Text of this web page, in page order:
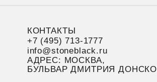
КОНТАКТЫ
+7 (495) 713-1777
info@stoneblack.ru
АДРЕС: МОСКВА,
БУЛЬВАР ДМИТРИЯ